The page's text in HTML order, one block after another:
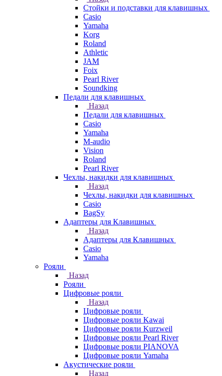
Стойки и подставки для клавишных
Casio
Yamaha
Korg
Roland
Athletic
JAM
Foix
Pearl River
Soundking
Педали для клавишных
Назад
Педали для клавишных
Casio
Yamaha
M-audio
Vision
Roland
Pearl River
Чехлы, накидки для клавишных
Назад
Чехлы, накидки для клавишных
Casio
BagSy
Адаптеры для Клавишных
Назад
Адаптеры для Клавишных
Casio
Yamaha
Рояли
Назад
Рояли
Цифровые рояли
Назад
Цифровые рояли
Цифровые рояли Kawai
Цифровые рояли Kurzweil
Цифровые рояли Pearl River
Цифровые рояли PIANOVA
Цифровые рояли Yamaha
Акустические рояли
Назад